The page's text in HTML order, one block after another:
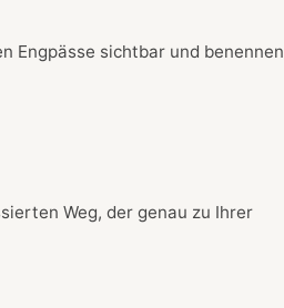
Engpässe sichtbar und benennen
Weg, der genau zu Ihrer